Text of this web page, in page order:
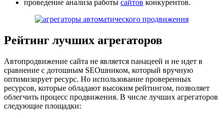
проведение анализа работы сайтов конкурентов.
Рейтинг лучших агрегаторов
Автопродвижение сайта не является панацеей и не идет в
сравнение с дотошным SEOшником, который вручную
оптимизирует ресурс. Но использование проверенных
ресурсов, которые обладают высоким рейтингом, позволяет
облегчить процесс продвижения. В числе лучших агрегаторов
следующие площадки: